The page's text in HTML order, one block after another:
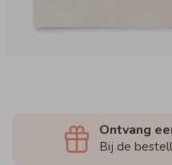
Ontvang
Bij de